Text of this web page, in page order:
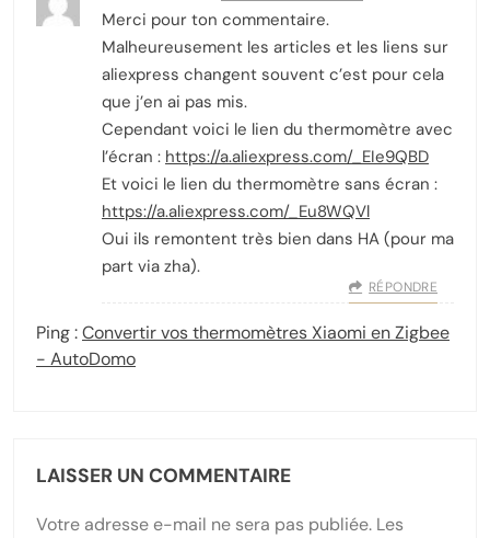
Merci pour ton commentaire.
Malheureusement les articles et les liens sur
aliexpress changent souvent c’est pour cela
que j’en ai pas mis.
Cependant voici le lien du thermomètre avec
l’écran : https://a.aliexpress.com/_EIe9QBD
Et voici le lien du thermomètre sans écran :
https://a.aliexpress.com/_Eu8WQVl
Oui ils remontent très bien dans HA (pour ma
part via zha).
RÉPONDRE
Ping :Convertir vos thermomètres Xiaomi en Zigbee
- AutoDomo
LAISSER UN COMMENTAIRE
Votre adresse e-mail ne sera pas publiée. Les